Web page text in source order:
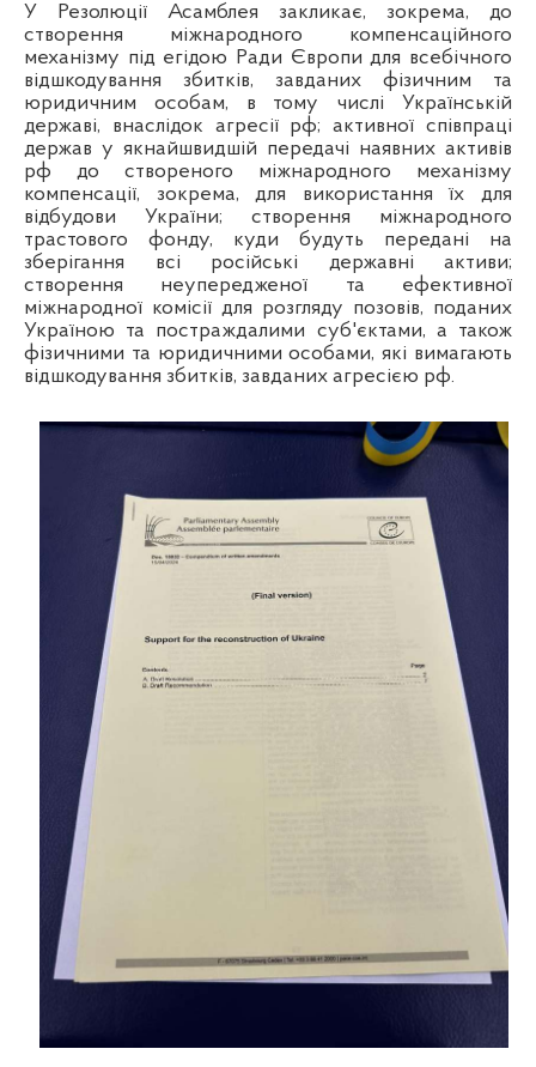
У Резолюції Асамблея закликає, зокрема, до
створення міжнародного компенсаційного
механізму під егідою Ради Європи для всебічного
відшкодування збитків, завданих фізичним та
юридичним особам, в тому числі Українській
державі, внаслідок агресії рф; активної співпраці
держав у якнайшвидшій передачі наявних активів
рф до створеного міжнародного механізму
компенсації, зокрема, для використання їх для
відбудови України; створення міжнародного
трастового фонду, куди будуть передані на
зберігання всі російські державні активи;
створення неупередженої та ефективної
міжнародної комісії для розгляду позовів, поданих
Україною та постраждалими суб'єктами, а також
фізичними та юридичними особами, які вимагають
відшкодування збитків, завданих агресією рф.